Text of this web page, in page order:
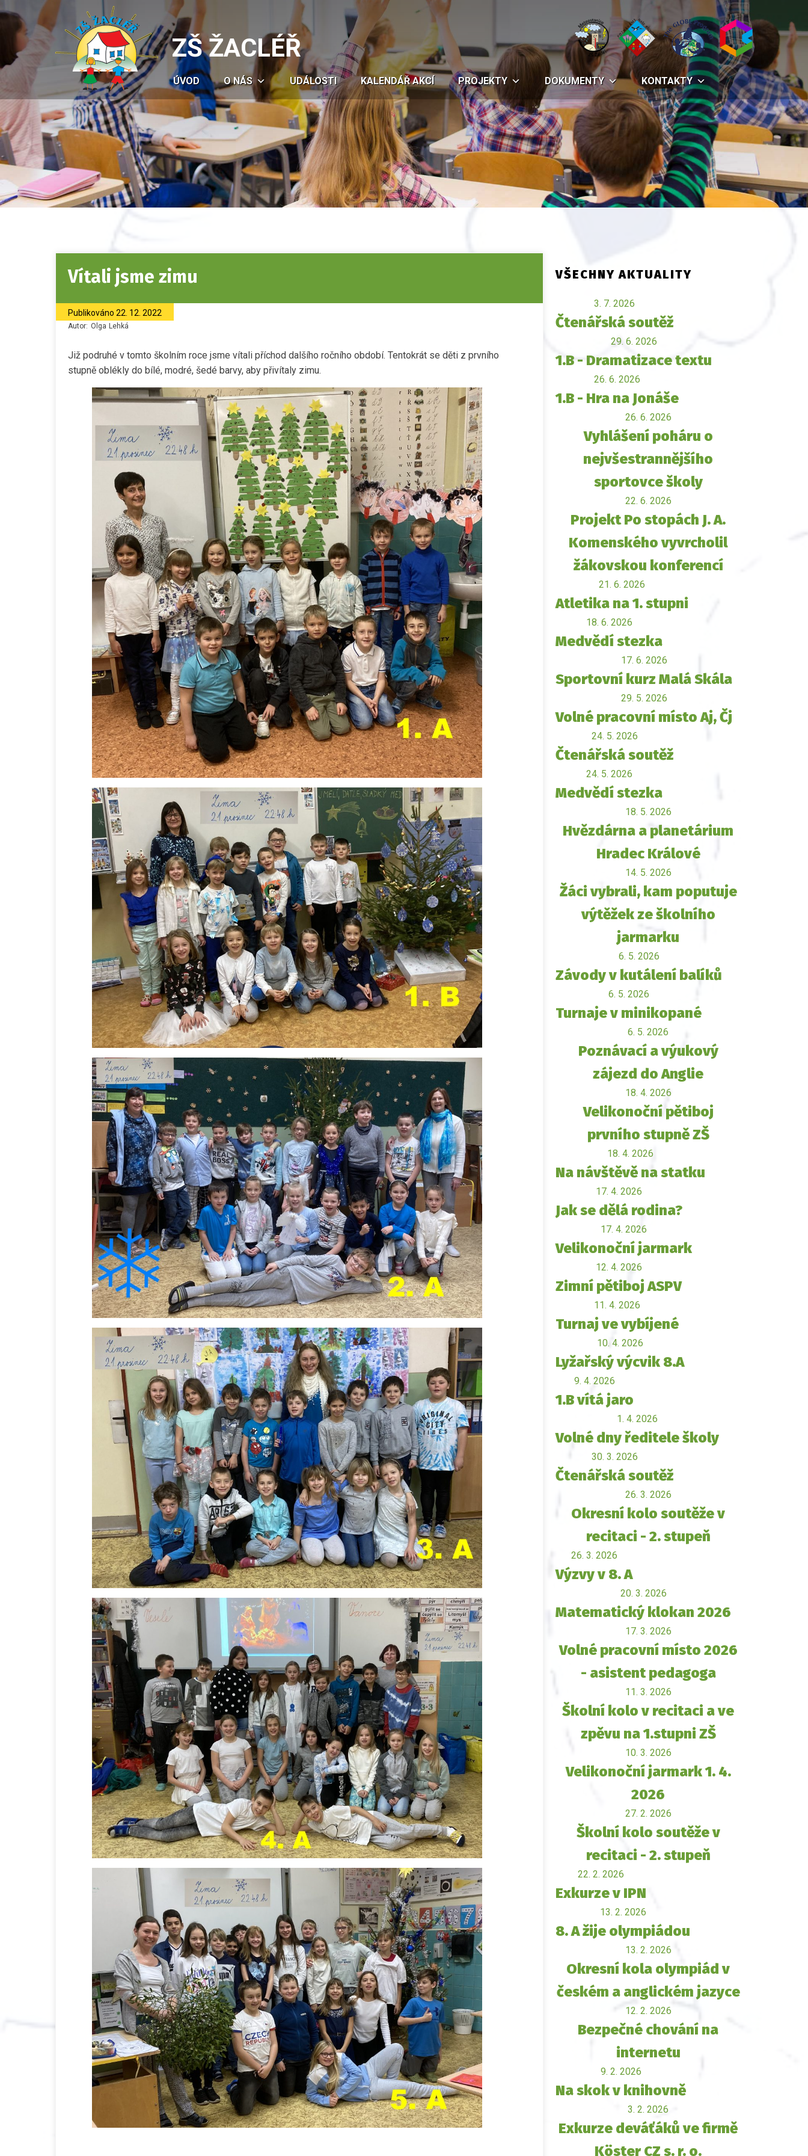
ZŠ ŽACLÉŘ
ÚVOD O NÁS UDÁLOSTI KALENDÁŘ AKCÍ PROJEKTY DOKUMENTY KONTAKTY
Vítali jsme zimu
Publikováno 22. 12. 2022
Autor: Olga Lehká
Již podruhé v tomto školním roce jsme vítali příchod dalšího ročního období. Tentokrát se děti z prvního
stupně oblékly do bílé, modré, šedé barvy, aby přivítaly zimu.
VŠECHNY AKTUALITY
3. 7. 2026
Čtenářská soutěž
29. 6. 2026
1.B - Dramatizace textu
26. 6. 2026
1.B - Hra na Jonáše
26. 6. 2026
Vyhlášení poháru o
nejvšestrannějšího
sportovce školy
22. 6. 2026
Projekt Po stopách J. A.
Komenského vyvrcholil
žákovskou konferencí
21. 6. 2026
Atletika na 1. stupni
18. 6. 2026
Medvědí stezka
17. 6. 2026
Sportovní kurz Malá Skála
29. 5. 2026
Volné pracovní místo Aj, Čj
24. 5. 2026
Čtenářská soutěž
24. 5. 2026
Medvědí stezka
18. 5. 2026
Hvězdárna a planetárium
Hradec Králové
14. 5. 2026
Žáci vybrali, kam poputuje
výtěžek ze školního
jarmarku
6. 5. 2026
Závody v kutálení balíků
6. 5. 2026
Turnaje v minikopané
6. 5. 2026
Poznávací a výukový
zájezd do Anglie
18. 4. 2026
Velikonoční pětiboj
prvního stupně ZŠ
18. 4. 2026
Na návštěvě na statku
17. 4. 2026
Jak se dělá rodina?
17. 4. 2026
Velikonoční jarmark
12. 4. 2026
Zimní pětiboj ASPV
11. 4. 2026
Turnaj ve vybíjené
10. 4. 2026
Lyžařský výcvik 8.A
9. 4. 2026
1.B vítá jaro
1. 4. 2026
Volné dny ředitele školy
30. 3. 2026
Čtenářská soutěž
26. 3. 2026
Okresní kolo soutěže v
recitaci - 2. stupeň
26. 3. 2026
Výzvy v 8. A
20. 3. 2026
Matematický klokan 2026
17. 3. 2026
Volné pracovní místo 2026
- asistent pedagoga
11. 3. 2026
Školní kolo v recitaci a ve
zpěvu na 1.stupni ZŠ
10. 3. 2026
Velikonoční jarmark 1. 4.
2026
27. 2. 2026
Školní kolo soutěže v
recitaci - 2. stupeň
22. 2. 2026
Exkurze v IPN
13. 2. 2026
8. A žije olympiádou
13. 2. 2026
Okresní kola olympiád v
českém a anglickém jazyce
12. 2. 2026
Bezpečné chování na
internetu
9. 2. 2026
Na skok v knihovně
3. 2. 2026
Exkurze deváťáků ve firmě
Köster CZ s. r. o.